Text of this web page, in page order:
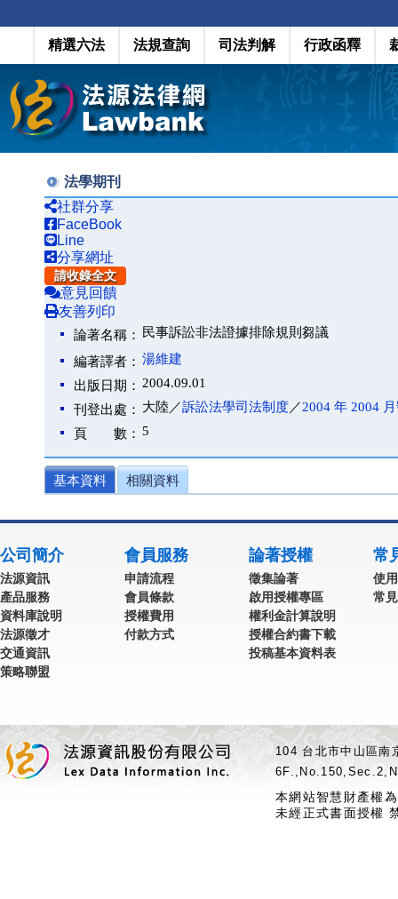
精選六法 法規查詢 司法判解 行政函釋
法學期刊
社群分享
FaceBook
Line
分享網址
請收錄全文
意見回饋
友善列印
論著名稱： 民事訴訟非法證據排除規則芻議
編著譯者： 湯維建
出版日期： 2004.09.01
刊登出處： 大陸／訴訟法學司法制度／2004 年 2004
頁 數： 5
基本資料 相關資料
公司簡介
法源資訊
產品服務
資料庫說明
法源徵才
交通資訊
策略聯盟
會員服務
申請流程
會員條款
授權費用
付款方式
論著授權
徵集論著
啟用授權專區
權利金計算說明
授權合約書下載
投稿基本資料表
常
使
常
104 台北市中山區
本網站智慧財產權
未經正式書面授權